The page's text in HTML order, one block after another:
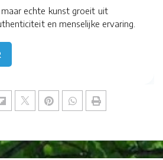
echte kunst groeit uit
en menselijke ervaring.